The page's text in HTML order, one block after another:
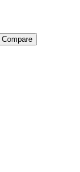
Compare